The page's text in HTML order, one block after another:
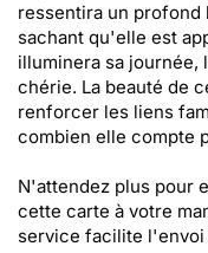
ressentira un profond
sachant qu'elle est
illuminera sa journée,
chérie. La beauté de
renforcer les liens
combien elle compte
N'attendez plus pour
cette carte à votre
service facilite l'envoi